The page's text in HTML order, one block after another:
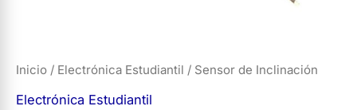
Inicio / Electrónica Estudiantil / Sensor de Inclinación
Electrónica Estudiantil